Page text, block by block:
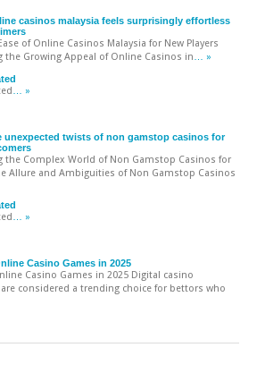
casinos malaysia feels surprisingly effortless
of Online Casinos Malaysia for New Players
the Growing Appeal of Online Casinos in … »
… »
unexpected twists of non gamstop casinos for
the Complex World of Non Gamstop Casinos for
Allure and Ambiguities of Non Gamstop Casinos
… »
Casino Games in 2025
Casino Games in 2025 Digital casino
considered a trending choice for bettors who